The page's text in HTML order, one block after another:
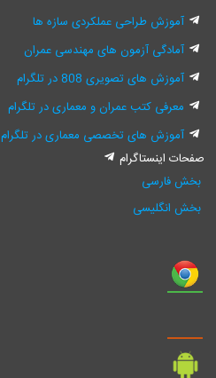
آموزش طراحی عملکردی سازه ها
آمادگی آزمون های مهندسی عمران
آموزش های تصویری 808 در تلگرام
معرفی کتب عمران و معماری در تلگرام
آموزش های تخصصی معماری در تلگرام
صفحات اینستاگرام
بخش فارسی
بخش انگلیسی